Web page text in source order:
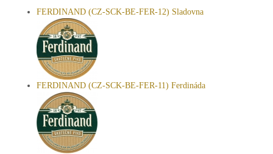
FERDINAND (CZ-SCK-BE-FER-12) Sladovna
FERDINAND (CZ-SCK-BE-FER-11) Ferdináda